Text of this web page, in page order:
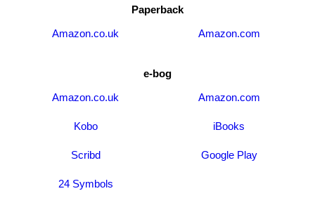
Paperback
Amazon.co.uk
Amazon.com
e-bog
Amazon.co.uk
Amazon.com
Kobo iBooks
Scribd Google Play
24 Symbols